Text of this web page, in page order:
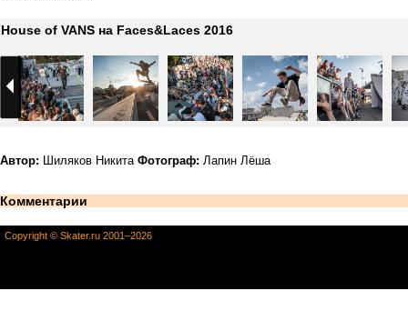
House of VANS на Faces&Laces 2016
Автор: Шиляков Никита Фотограф: Лапин Лёша
Комментарии
Copyright © Skater.ru 2001–2026